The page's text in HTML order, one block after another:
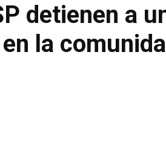
detienen a
la